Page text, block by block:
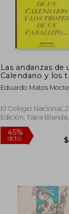
45%
dcto.
Las andanzas de
Calendario y los
de un Caballito…
Eduardo Matos
El Colegio Nacional,
Edición, Tapa Blanda,
Nuevo